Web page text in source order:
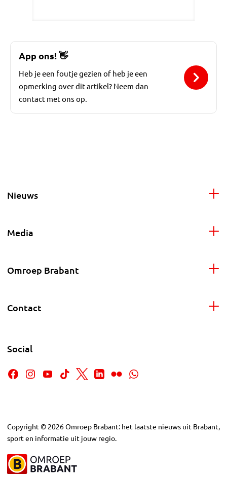
App ons!👋
Heb je een foutje gezien of heb je een
opmerking over dit artikel? Neem dan
contact met ons op.
Nieuws
Media
Omroep Brabant
Contact
Social
Copyright © 2026Omroep Brabant: het laatste nieuws uit Brabant,
sport en informatie uit jouw regio.